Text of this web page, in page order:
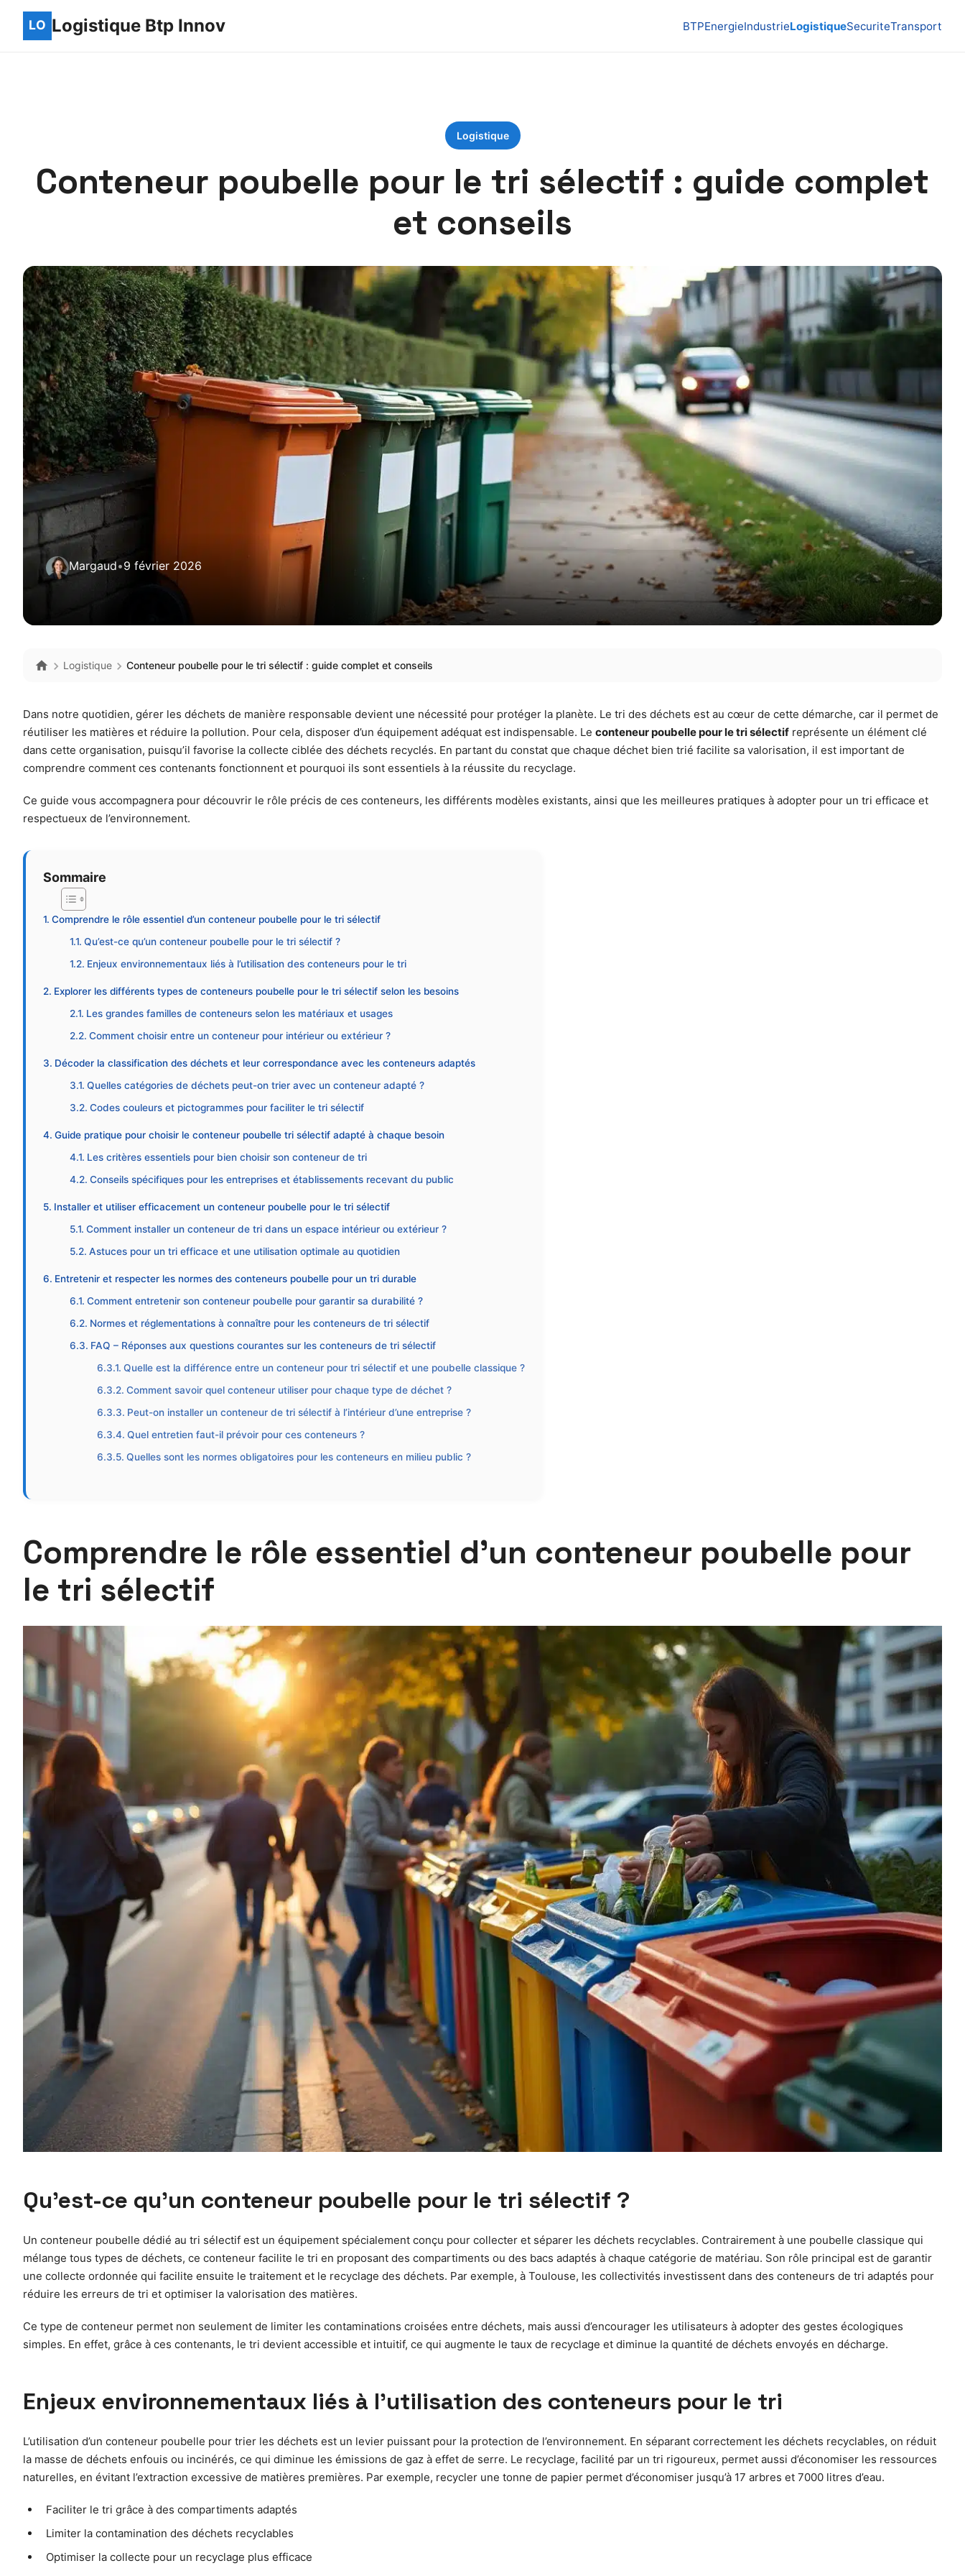
Logistique Btp Innov BTPEnergieIndustrieLogistiqueSecuriteTransport
Logistique
Conteneur poubelle pour le tri sélectif : guide complet
et conseils
Margaud•9 février 2026
Logistique Conteneur poubelle pour le tri sélectif : guide complet et conseils
Dans notre quotidien, gérer les déchets de manière responsable devient une nécessité pour protéger la planète. Le tri des déchets est au cœur de cette démarche, car il permet de
réutiliser les matières et réduire la pollution. Pour cela, disposer d’un équipement adéquat est indispensable. Le conteneur poubelle pour le tri sélectif représente un élément clé
dans cette organisation, puisqu’il favorise la collecte ciblée des déchets recyclés. En partant du constat que chaque déchet bien trié facilite sa valorisation, il est important de
comprendre comment ces contenants fonctionnent et pourquoi ils sont essentiels à la réussite du recyclage.
Ce guide vous accompagnera pour découvrir le rôle précis de ces conteneurs, les différents modèles existants, ainsi que les meilleures pratiques à adopter pour un tri efficace et
respectueux de l’environnement.
Sommaire
Comprendre le rôle essentiel d’un conteneur poubelle pour le tri sélectif
Qu’est-ce qu’un conteneur poubelle pour le tri sélectif ?
Enjeux environnementaux liés à l’utilisation des conteneurs pour le tri
Explorer les différents types de conteneurs poubelle pour le tri sélectif selon les besoins
Les grandes familles de conteneurs selon les matériaux et usages
Comment choisir entre un conteneur pour intérieur ou extérieur ?
Décoder la classification des déchets et leur correspondance avec les conteneurs adaptés
Quelles catégories de déchets peut-on trier avec un conteneur adapté ?
Codes couleurs et pictogrammes pour faciliter le tri sélectif
Guide pratique pour choisir le conteneur poubelle tri sélectif adapté à chaque besoin
Les critères essentiels pour bien choisir son conteneur de tri
Conseils spécifiques pour les entreprises et établissements recevant du public
Installer et utiliser efficacement un conteneur poubelle pour le tri sélectif
Comment installer un conteneur de tri dans un espace intérieur ou extérieur ?
Astuces pour un tri efficace et une utilisation optimale au quotidien
Entretenir et respecter les normes des conteneurs poubelle pour un tri durable
Comment entretenir son conteneur poubelle pour garantir sa durabilité ?
Normes et réglementations à connaître pour les conteneurs de tri sélectif
FAQ – Réponses aux questions courantes sur les conteneurs de tri sélectif
Quelle est la différence entre un conteneur pour tri sélectif et une poubelle classique ?
Comment savoir quel conteneur utiliser pour chaque type de déchet ?
Peut-on installer un conteneur de tri sélectif à l’intérieur d’une entreprise ?
Quel entretien faut-il prévoir pour ces conteneurs ?
Quelles sont les normes obligatoires pour les conteneurs en milieu public ?
Comprendre le rôle essentiel d’un conteneur poubelle pour
le tri sélectif
Qu’est-ce qu’un conteneur poubelle pour le tri sélectif ?
Un conteneur poubelle dédié au tri sélectif est un équipement spécialement conçu pour collecter et séparer les déchets recyclables. Contrairement à une poubelle classique qui
mélange tous types de déchets, ce conteneur facilite le tri en proposant des compartiments ou des bacs adaptés à chaque catégorie de matériau. Son rôle principal est de garantir
une collecte ordonnée qui facilite ensuite le traitement et le recyclage des déchets. Par exemple, à Toulouse, les collectivités investissent dans des conteneurs de tri adaptés pour
réduire les erreurs de tri et optimiser la valorisation des matières.
Ce type de conteneur permet non seulement de limiter les contaminations croisées entre déchets, mais aussi d’encourager les utilisateurs à adopter des gestes écologiques
simples. En effet, grâce à ces contenants, le tri devient accessible et intuitif, ce qui augmente le taux de recyclage et diminue la quantité de déchets envoyés en décharge.
Enjeux environnementaux liés à l’utilisation des conteneurs pour le tri
L’utilisation d’un conteneur poubelle pour trier les déchets est un levier puissant pour la protection de l’environnement. En séparant correctement les déchets recyclables, on réduit
la masse de déchets enfouis ou incinérés, ce qui diminue les émissions de gaz à effet de serre. Le recyclage, facilité par un tri rigoureux, permet aussi d’économiser les ressources
naturelles, en évitant l’extraction excessive de matières premières. Par exemple, recycler une tonne de papier permet d’économiser jusqu’à 17 arbres et 7000 litres d’eau.
Faciliter le tri grâce à des compartiments adaptés
Limiter la contamination des déchets recyclables
Optimiser la collecte pour un recyclage plus efficace